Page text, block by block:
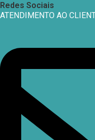
Redes Sociais
ATENDIMENTO AO